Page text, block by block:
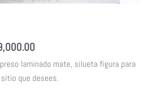
laminado mate, silueta figura para
que desees.